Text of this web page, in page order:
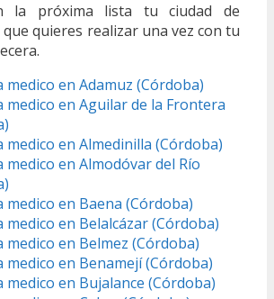
la próxima lista tu ciudad de
quieres realizar una vez con tu
medico en Adamuz (Córdoba)
medico en Aguilar de la Frontera
medico en Almedinilla (Córdoba)
medico en Almodóvar del Río
medico en Baena (Córdoba)
medico en Belalcázar (Córdoba)
medico en Belmez (Córdoba)
medico en Benamejí (Córdoba)
medico en Bujalance (Córdoba)